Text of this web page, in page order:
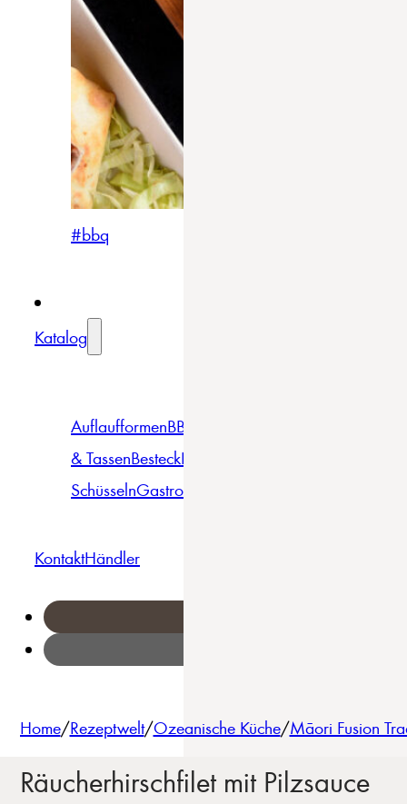
#bbq
Katalog
AuflaufformenBBQ
& TassenBesteckBowls &
SchüsselnGastro
KontaktHändler
Home/Rezeptwelt/Ozeanische Küche/Māori Fusion
Räucherhirschfilet mit Pilzsauce